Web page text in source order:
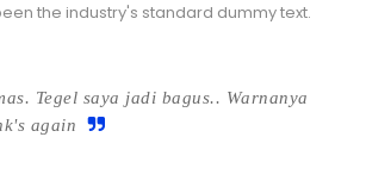
the industry's standard dummy text.
Tegel saya jadi bagus.. Warnanya
again